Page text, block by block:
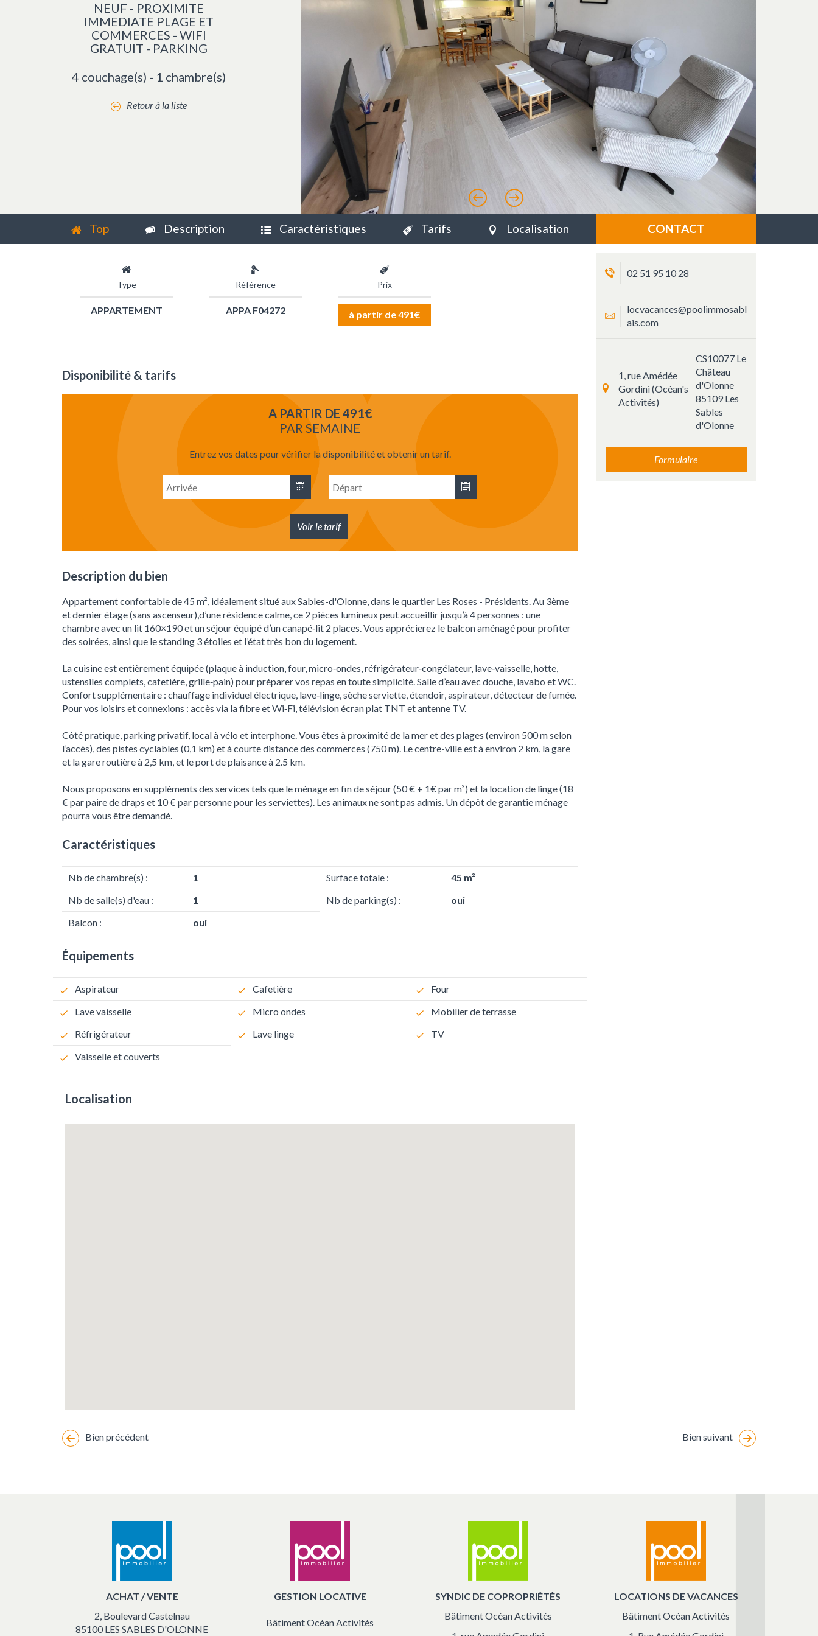
NEUF - PROXIMITE
IMMEDIATE PLAGE ET
COMMERCES - WIFI
GRATUIT - PARKING
4 couchage(s) - 1 chambre(s)
Retour à la liste
Précédent
Suivant
Top Description Caractéristiques Tarifs Localisation CONTACT
Type
APPARTEMENT
Référence
APPA F04272
Prix
à partir de 491€
Disponibilité & tarifs
A PARTIR DE 491€
PAR SEMAINE
Entrez vos dates pour vérifier la disponibilité et obtenir un tarif.
départ
Voir le tarif
Description du bien
Appartement confortable de 45 m², idéalement situé aux Sables-d'Olonne, dans le quartier Les Roses - Présidents. Au 3ème
et dernier étage (sans ascenseur),d’une résidence calme, ce 2 pièces lumineux peut accueillir jusqu’à 4 personnes : une
chambre avec un lit 160×190 et un séjour équipé d’un canapé‑lit 2 places. Vous apprécierez le balcon aménagé pour profiter
des soirées, ainsi que le standing 3 étoiles et l’état très bon du logement.
La cuisine est entièrement équipée (plaque à induction, four, micro‑ondes, réfrigérateur‑congélateur, lave‑vaisselle, hotte,
ustensiles complets, cafetière, grille‑pain) pour préparer vos repas en toute simplicité. Salle d’eau avec douche, lavabo et WC.
Confort supplémentaire : chauffage individuel électrique, lave‑linge, sèche serviette, étendoir, aspirateur, détecteur de fumée.
Pour vos loisirs et connexions : accès via la fibre et Wi‑Fi, télévision écran plat TNT et antenne TV.
Côté pratique, parking privatif, local à vélo et interphone. Vous êtes à proximité de la mer et des plages (environ 500 m selon
l’accès), des pistes cyclables (0,1 km) et à courte distance des commerces (750 m). Le centre-ville est à environ 2 km, la gare
et la gare routière à 2,5 km, et le port de plaisance à 2.5 km.
Nous proposons en suppléments des services tels que le ménage en fin de séjour (50 € + 1€ par m²) et la location de linge (18
€ par paire de draps et 10 € par personne pour les serviettes). Les animaux ne sont pas admis. Un dépôt de garantie ménage
pourra vous être demandé.
Caractéristiques
Nb de chambre(s) : 1 Surface totale :
45 m²
Nb de salle(s) d'eau :
1 Nb de parking(s) :
oui
Balcon :
oui
Équipements
Aspirateur Cafetière
Four
Lave vaisselle
Micro ondes
Mobilier de terrasse
Réfrigérateur
Lave linge
TV
Vaisselle et couverts
Localisation
02 51 95 10 28
locvacances@poolimmosabl
ais.com
1, rue Amédée
Gordini (Océan's
Activités)
CS10077 Le
Château
d'Olonne
85109 Les
Sables
d'Olonne
Formulaire
Bien précédent Bien suivant
ACHAT / VENTE
2, Boulevard Castelnau
85100 LES SABLES D'OLONNE
GESTION LOCATIVE
Bâtiment Océan Activités
SYNDIC DE COPROPRIÉTÉS
Bâtiment Océan Activités
LOCATIONS DE VACANCES
Bâtiment Océan Activités